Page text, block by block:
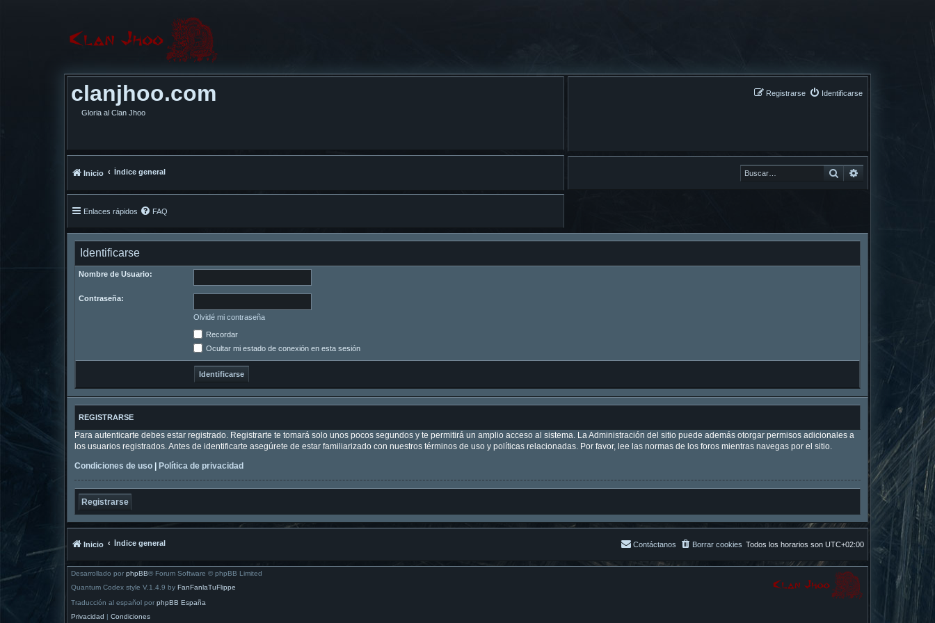
clanjhoo.com
Gloria al Clan Jhoo
Identificarse
Registrarse
Buscar
Inicio Índice general
Enlaces rápidos FAQ
Identificarse
Nombre de Usuario:
Contraseña:
Olvidé mi contraseña
Recordar
Ocultar mi estado de conexión en esta sesión
REGISTRARSE
Para autenticarte debes estar registrado. Registrarte te tomará solo unos pocos segundos y te permitirá un amplio acceso al sistema. La Administración del sitio puede además otorgar permisos adicionales a
los usuarios registrados. Antes de identificarte asegúrete de estar familiarizado con nuestros términos de uso y políticas relacionadas. Por favor, lee las normas de los foros mientras navegas por el sitio.
Condiciones de uso
Política de privacidad
Registrarse
Inicio Índice general Todos los horarios son UTC+02:00
Borrar cookies
Contáctanos
Desarrollado por phpBB® Forum Software © phpBB Limited
Quantum Codex style V.1.4.9 by FanFanlaTuFlippe
Traducción al español por phpBB España
Privacidad | Condiciones